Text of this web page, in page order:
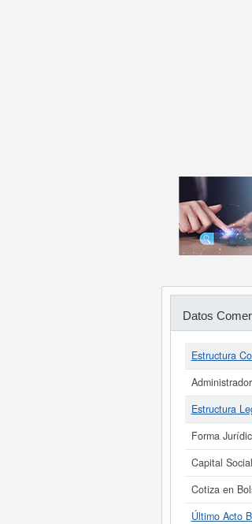
Datos
Estructura
Estructura
Forma
Capital Social
Cotiza en
Último Acto